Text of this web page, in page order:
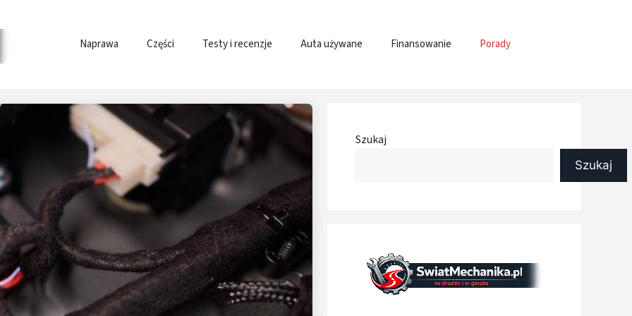
Naprawa Części Testy i recenzje Auta używane Finansowanie Porady
Szukaj
Szukaj